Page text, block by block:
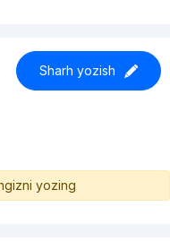
Sharh yozish
yozing